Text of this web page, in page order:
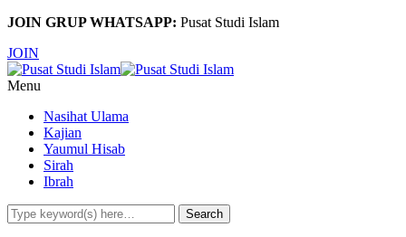
JOIN GRUP WHATSAPP: Pusat Studi Islam
JOIN
Menu
Nasihat Ulama
Kajian
Yaumul Hisab
Sirah
Ibrah